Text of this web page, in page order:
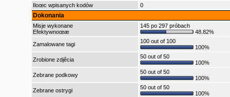
Iloœc wpisanych kodów
0
Dokonania
Misje wykonane
Efektywnoœæ
145 po 297 próbach
48.82%
Zamalowane tagi
100 out of 100
100%
Zrobione zdjêcia
50 out of 50
100%
Zebrane podkowy
50 out of 50
100%
Zebrane ostrygi
50 out of 50
100%